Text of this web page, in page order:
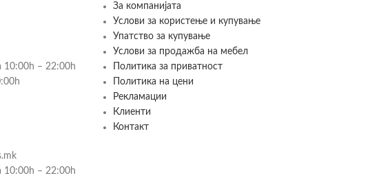
10:00h – 22:00h
10:00h – 22:00h
За компанијата
Услови за користење и купување
Упатство за купување
Услови за продажба на мебел
Политика за приватност
Политика на цени
Рекламации
Клиенти
Контакт